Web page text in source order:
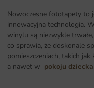
Nowoczesne fototapety to
innowacyjna technologia.
winylu są niezwykle
co sprawia, że doskonale
pomieszczeniach, takich jak
a nawet w pokoju dziecka,